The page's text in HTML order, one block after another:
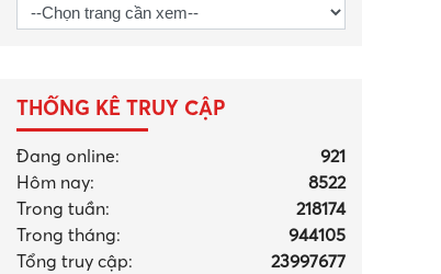
THỐNG KÊ TRUY CẬP
Đang online:
921
Hôm nay:
8522
Trong tuần:
218174
Trong tháng:
944105
Tổng truy cập:
23997677